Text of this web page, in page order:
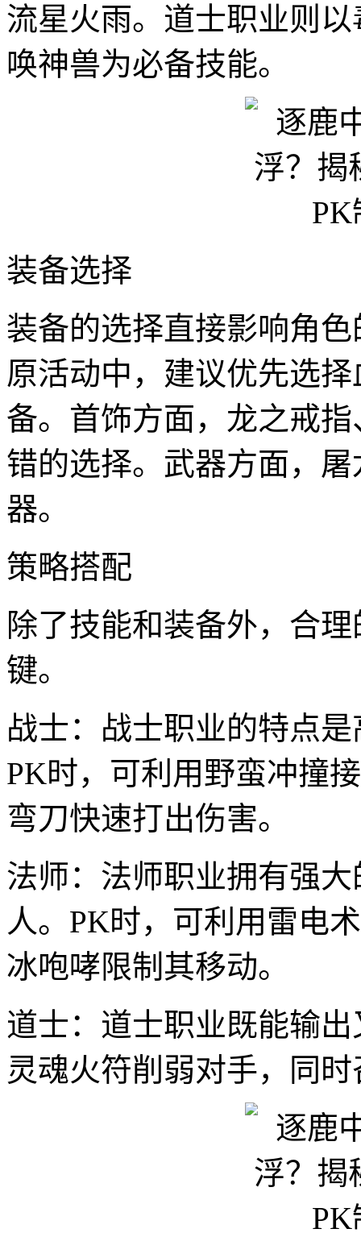
流星火雨。道士职业则
唤神兽为必备技能。
装备选择
装备的选择直接影响角
原活动中，建议优先选
备。首饰方面，龙之戒
错的选择。武器方面，
器。
策略搭配
除了技能和装备外，合
键。
战士：战士职业的特点
PK时，可利用野蛮冲撞
弯刀快速打出伤害。
法师：法师职业拥有强
人。PK时，可利用雷电
冰咆哮限制其移动。
道士：道士职业既能输
灵魂火符削弱对手，同